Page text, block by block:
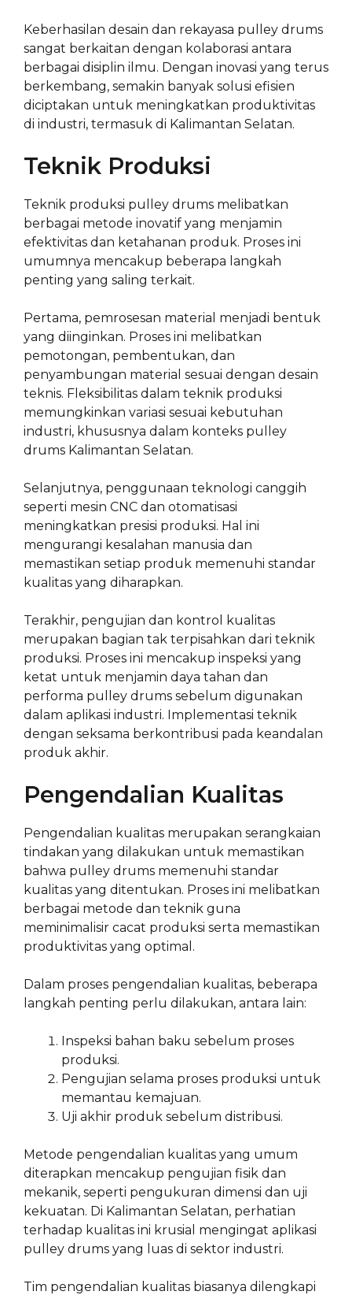
Keberhasilan desain dan rekayasa pulley drums
sangat berkaitan dengan kolaborasi antara
berbagai disiplin ilmu. Dengan inovasi yang terus
berkembang, semakin banyak solusi efisien
diciptakan untuk meningkatkan produktivitas
di industri, termasuk di Kalimantan Selatan.
Teknik Produksi
Teknik produksi pulley drums melibatkan
berbagai metode inovatif yang menjamin
efektivitas dan ketahanan produk. Proses ini
umumnya mencakup beberapa langkah
penting yang saling terkait.
Pertama, pemrosesan material menjadi bentuk
yang diinginkan. Proses ini melibatkan
pemotongan, pembentukan, dan
penyambungan material sesuai dengan desain
teknis. Fleksibilitas dalam teknik produksi
memungkinkan variasi sesuai kebutuhan
industri, khususnya dalam konteks pulley
drums Kalimantan Selatan.
Selanjutnya, penggunaan teknologi canggih
seperti mesin CNC dan otomatisasi
meningkatkan presisi produksi. Hal ini
mengurangi kesalahan manusia dan
memastikan setiap produk memenuhi standar
kualitas yang diharapkan.
Terakhir, pengujian dan kontrol kualitas
merupakan bagian tak terpisahkan dari teknik
produksi. Proses ini mencakup inspeksi yang
ketat untuk menjamin daya tahan dan
performa pulley drums sebelum digunakan
dalam aplikasi industri. Implementasi teknik
dengan seksama berkontribusi pada keandalan
produk akhir.
Pengendalian Kualitas
Pengendalian kualitas merupakan serangkaian
tindakan yang dilakukan untuk memastikan
bahwa pulley drums memenuhi standar
kualitas yang ditentukan. Proses ini melibatkan
berbagai metode dan teknik guna
meminimalisir cacat produksi serta memastikan
produktivitas yang optimal.
Dalam proses pengendalian kualitas, beberapa
langkah penting perlu dilakukan, antara lain:
Inspeksi bahan baku sebelum proses
produksi.
Pengujian selama proses produksi untuk
memantau kemajuan.
Uji akhir produk sebelum distribusi.
Metode pengendalian kualitas yang umum
diterapkan mencakup pengujian fisik dan
mekanik, seperti pengukuran dimensi dan uji
kekuatan. Di Kalimantan Selatan, perhatian
terhadap kualitas ini krusial mengingat aplikasi
pulley drums yang luas di sektor industri.
Tim pengendalian kualitas biasanya dilengkapi